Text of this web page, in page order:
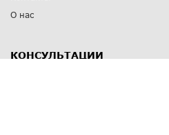
О нас
КОНСУЛЬТАЦИИ